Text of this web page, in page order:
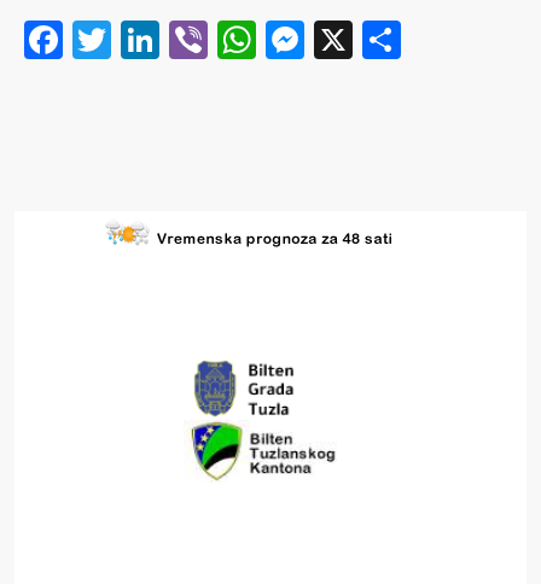
Facebook
Twitter
LinkedIn
ViberWhatsApp
Messenger
X